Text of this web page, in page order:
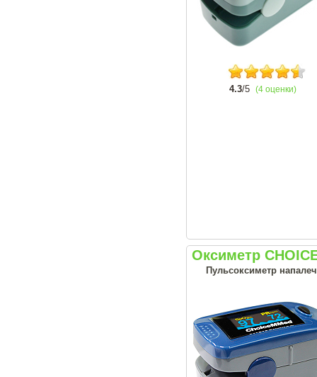
4.3/5 (4 оценки)
Оксиметр
Пульсоксиметр